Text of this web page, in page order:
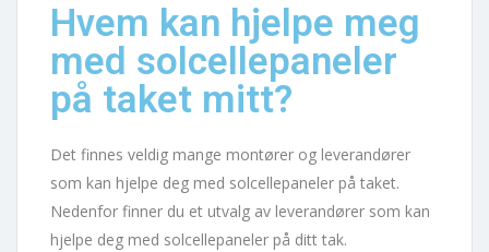
Hvem kan hjelpe meg
med solcellepaneler
på taket mitt?
Det finnes veldig mange montører og leverandører
som kan hjelpe deg med solcellepaneler på taket.
Nedenfor finner du et utvalg av leverandører som kan
hjelpe deg med solcellepaneler på ditt tak.